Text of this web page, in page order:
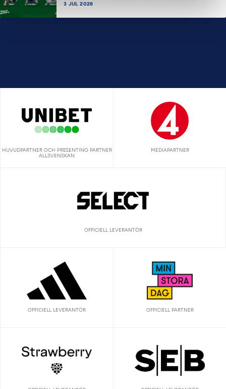
3 JUL 2026
HUVUDPARTNER OCH PRESENTING PARTNER
ALLSVENSKAN
MEDIAPARTNER
OFFICIELL LEVERANTÖR
OFFICIELL LEVERANTÖR OFFICIELL PARTNER